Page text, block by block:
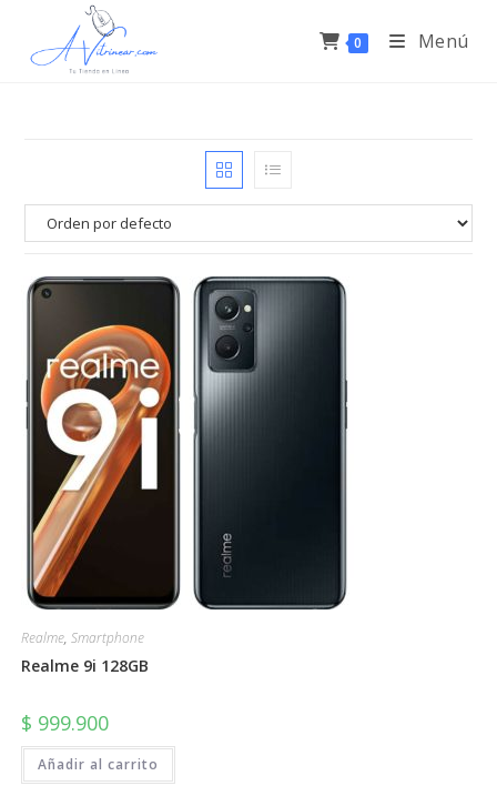
0 Menú
Realme, Smartphone
Realme 9i 128GB
$ 999.900
Añadir al carrito